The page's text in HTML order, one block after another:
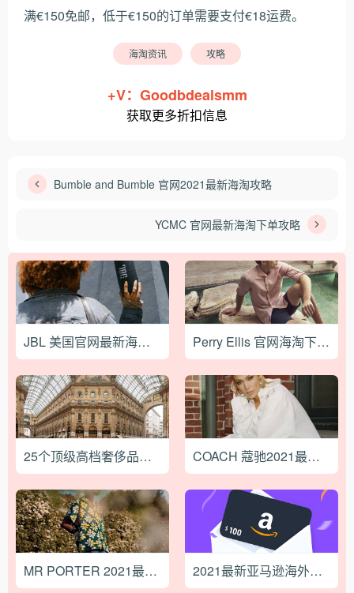
满€150免邮，低于€150的订单需要支付€18运费。
海淘资讯 攻略
+V：Goodbdealsmm
获取更多折扣信息
Bumble and Bumble 官网2021最新海淘攻略
YCMC 官网最新海淘下单攻略
JBL 美国官网最新海淘下单教程 Perry Ellis 官网海淘下单教程
25个顶级高档奢侈品百货海淘网站 COACH 蔻驰2021最新海淘攻略
MR PORTER 2021最新海淘攻略 2021最新亚马逊海外购海淘注意事项